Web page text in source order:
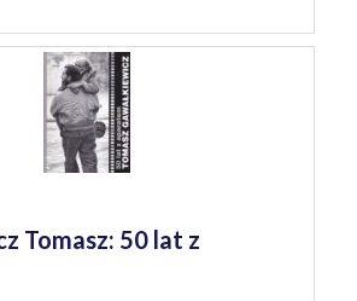
Tomasz: 50 lat z